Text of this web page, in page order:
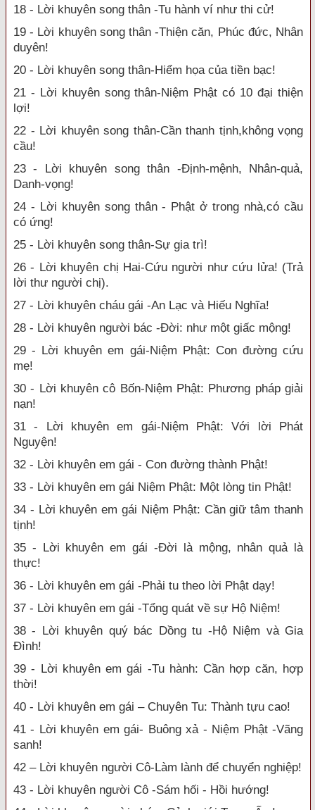
18 - Lời khuyên song thân -Tu hành ví như thi cử!
19 - Lời khuyên song thân -Thiện căn, Phúc đức, Nhân
duyên!
20 - Lời khuyên song thân-Hiểm họa của tiền bạc!
21 - Lời khuyên song thân-Niệm Phật có 10 đại thiện
lợi!
22 - Lời khuyên song thân-Cần thanh tịnh,không vọng
cầu!
23 - Lời khuyên song thân -Định-mệnh, Nhân-quả,
Danh-vọng!
24 - Lời khuyên song thân - Phật ở trong nhà,có cầu
có ứng!
25 - Lời khuyên song thân-Sự gia trì!
26 - Lời khuyên chị Hai-Cứu người như cứu lửa! (Trả
lời thư người chị).
27 - Lời khuyên cháu gái -An Lạc và Hiếu Nghĩa!
28 - Lời khuyên người bác -Đời: như một giấc mộng!
29 - Lời khuyên em gái-Niệm Phật: Con đường cứu
mẹ!
30 - Lời khuyên cô Bốn-Niệm Phật: Phương pháp giải
nạn!
31 - Lời khuyên em gái-Niệm Phật: Với lời Phát
Nguyện!
32 - Lời khuyên em gái - Con đường thành Phật!
33 - Lời khuyên em gái Niệm Phật: Một lòng tin Phật!
34 - Lời khuyên em gái Niệm Phật: Cần giữ tâm thanh
tịnh!
35 - Lời khuyên em gái -Đời là mộng, nhân quả là
thực!
36 - Lời khuyên em gái -Phải tu theo lời Phật dạy!
37 - Lời khuyên em gái -Tổng quát về sự Hộ Niệm!
38 - Lời khuyên quý bác Dồng tu -Hộ Niệm và Gia
Đình!
39 - Lời khuyên em gái -Tu hành: Cần hợp căn, hợp
thời!
40 - Lời khuyên em gái – Chuyên Tu: Thành tựu cao!
41 - Lời khuyên em gái- Buông xả - Niệm Phật -Vãng
sanh!
42 – Lời khuyên người Cô-Làm lành để chuyển nghiệp!
43 - Lời khuyên người Cô -Sám hối - Hồi hướng!